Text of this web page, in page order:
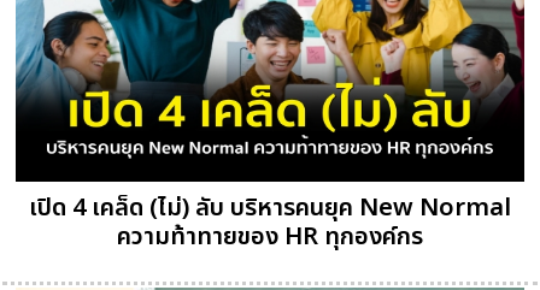
เปิด 4 เคล็ด (ไม่) ลับ บริหารคนยุค New Normal
ความท้าทายของ HR ทุกองค์กร